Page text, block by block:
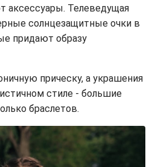
аксессуары. Телеведущая
солнцезащитные очки в
придают образу
прическу, а украшения
стиле - большие
браслетов.